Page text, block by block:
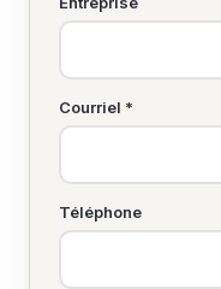
Courriel *
Téléphone